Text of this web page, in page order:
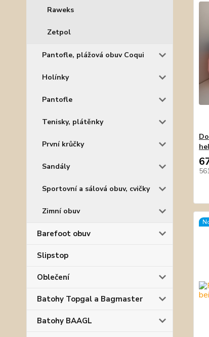
Raweks
Zetpol
Pantofle, plážová obuv Coqui
Holínky
Pantofle
Tenisky, plátěnky
První krůčky
Sandály
Sportovní a sálová obuv, cvičky
Zimní obuv
Barefoot obuv
Slipstop
Oblečení
Batohy Topgal a Bagmaster
Batohy BAAGL